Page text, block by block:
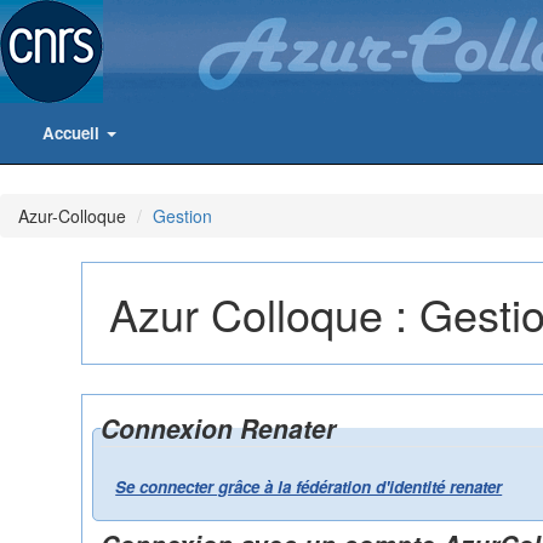
Azur-Colloque Gestion
Azur Colloque :
Accueil
Connexion Renater
Se connecter grâce à la fédération d'identité renater